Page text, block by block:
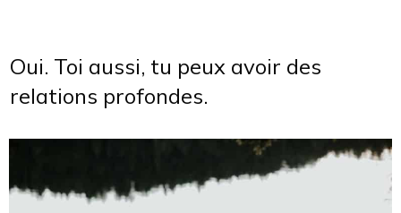
Oui. Toi aussi, tu peux avoir des
relations profondes.